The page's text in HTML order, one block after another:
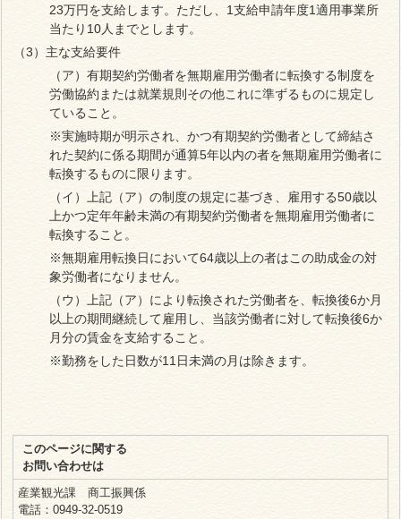
23万円を支給します。ただし、1支給申請年度1適用事業所
当たり10人までとします。
（3）主な支給要件
（ア）有期契約労働者を無期雇用労働者に転換する制度を
労働協約または就業規則その他これに準ずるものに規定し
ていること。
※実施時期が明示され、かつ有期契約労働者として締結さ
れた契約に係る期間が通算5年以内の者を無期雇用労働者に
転換するものに限ります。
（イ）上記（ア）の制度の規定に基づき、雇用する50歳以
上かつ定年年齢未満の有期契約労働者を無期雇用労働者に
転換すること。
※無期雇用転換日において64歳以上の者はこの助成金の対
象労働者になりません。
（ウ）上記（ア）により転換された労働者を、転換後6か月
以上の期間継続して雇用し、当該労働者に対して転換後6か
月分の賃金を支給すること。
※勤務をした日数が11日未満の月は除きます。
このページに関する
お問い合わせは
産業観光課 商工振興係
電話：0949-32-0519